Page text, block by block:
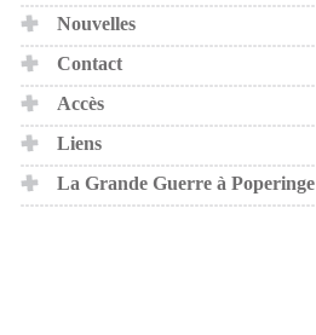
Nouvelles
Contact
Accès
Liens
La Grande Guerre à Poperinge